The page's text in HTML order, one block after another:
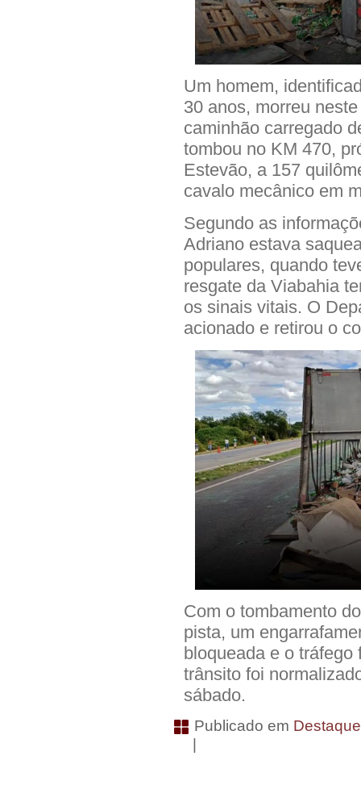
Um homem,
30 anos, morreu
caminhão carregado
tombou no KM 470,
Estevão, a 157
cavalo mecânico em
Segundo as
Adriano estava
populares, quando
resgate da Viabahia
os sinais vitais. O
acionado e retirou o
Com o tombamento
pista, um
bloqueada e o
trânsito foi
sábado.
Publicado em